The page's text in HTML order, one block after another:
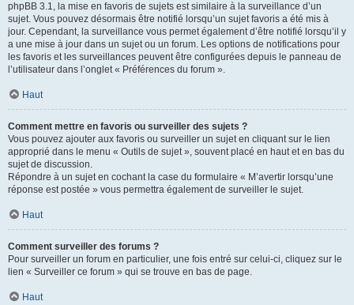
phpBB 3.1, la mise en favoris de sujets est similaire à la surveillance d’un
sujet. Vous pouvez désormais être notifié lorsqu’un sujet favoris a été mis à
jour. Cependant, la surveillance vous permet également d’être notifié lorsqu’il y
a une mise à jour dans un sujet ou un forum. Les options de notifications pour
les favoris et les surveillances peuvent être configurées depuis le panneau de
l’utilisateur dans l’onglet « Préférences du forum ».
Haut
Comment mettre en favoris ou surveiller des sujets ?
Vous pouvez ajouter aux favoris ou surveiller un sujet en cliquant sur le lien
approprié dans le menu « Outils de sujet », souvent placé en haut et en bas du
sujet de discussion.
Répondre à un sujet en cochant la case du formulaire « M’avertir lorsqu’une
réponse est postée » vous permettra également de surveiller le sujet.
Haut
Comment surveiller des forums ?
Pour surveiller un forum en particulier, une fois entré sur celui-ci, cliquez sur le
lien « Surveiller ce forum » qui se trouve en bas de page.
Haut